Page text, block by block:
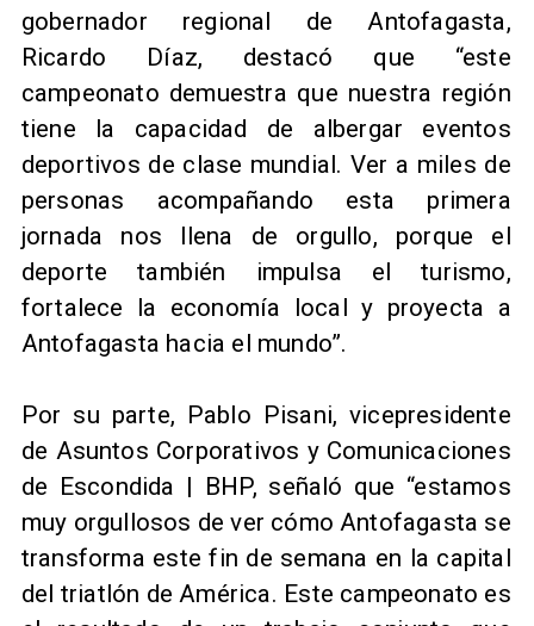
gobernador regional de Antofagasta,
Ricardo Díaz, destacó que “este
campeonato demuestra que nuestra región
tiene la capacidad de albergar eventos
deportivos de clase mundial. Ver a miles de
personas acompañando esta primera
jornada nos llena de orgullo, porque el
deporte también impulsa el turismo,
fortalece la economía local y proyecta a
Antofagasta hacia el mundo”.
Por su parte, Pablo Pisani, vicepresidente
de Asuntos Corporativos y Comunicaciones
de Escondida | BHP, señaló que “estamos
muy orgullosos de ver cómo Antofagasta se
transforma este fin de semana en la capital
del triatlón de América. Este campeonato es